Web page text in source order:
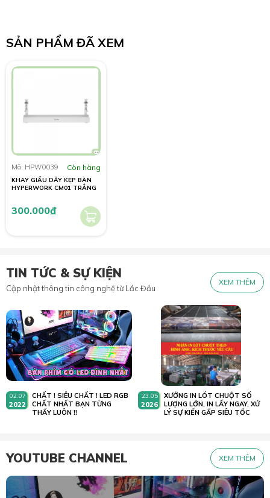
SẢN PHẨM ĐÃ XEM
Mã: HPW0039 Còn hàng
KHAY GIẤU DÂY KẸP BÀN
HYPERWORK CM01 TRẮNG
300.000đ
TIN TỨC & SỰ KIỆN
Cập nhật thông tin công nghệ từ Lắc Đầu
XEM THÊM
02.07
2022
CHẤT ! SIÊU CHẤT ! LED RGB
CHẤT NHẤT BẠN TỪNG
THẤY LUÔN !!
23.05
2026
XƯỞNG IN LÓT CHUỘT SỐ
LƯỢNG LỚN, IN LẤY NGAY, XỬ
LÝ SỰ KIẾN GẤP SIÊU TỐC
YOUTUBE CHANNEL XEM THÊM